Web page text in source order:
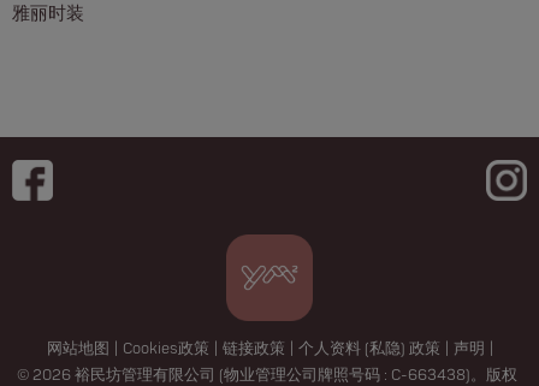
雅丽时装
网站地图 Cookies政策 链接政策 个人资料 (私隐) 政策 声明
© 2026 裕民坊管理有限公司 (物业管理公司牌照号码 : C-663438)。版权